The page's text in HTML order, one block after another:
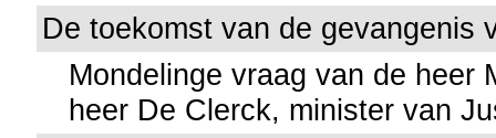
De toekomst van de gevangenis
Mondelinge vraag van de heer
heer De Clerck, minister van